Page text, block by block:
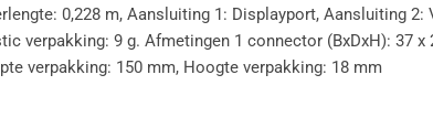
0,228 m, Aansluiting 1: Displayport, Aansluiting 2:
verpakking: 9 g. Afmetingen 1 connector (BxDxH): 37
verpakking: 150 mm, Hoogte verpakking: 18 mm